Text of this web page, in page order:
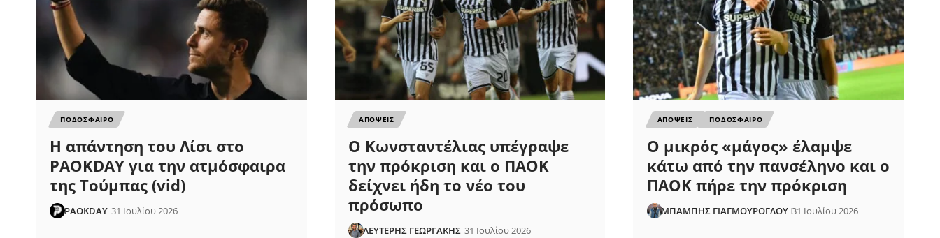
ΠΟΔΟΣΦΑΙΡΟ
Η απάντηση του Λίσι στο
PAOKDAY για την ατμόσφαιρα
της Τούμπας (vid)
PAOKDAY 31 Ιουλίου 2026
ΑΠΟΨΕΙΣ
Ο Κωνσταντέλιας υπέγραψε
την πρόκριση και ο ΠΑΟΚ
δείχνει ήδη το νέο του
πρόσωπο
ΛΕΥΤΕΡΗΣ ΓΕΩΡΓΑΚΗΣ 31 Ιουλίου 2026
ΑΠΟΨΕΙΣ ΠΟΔΟΣΦΑΙΡΟ
Ο μικρός «μάγος» έλαμψε
κάτω από την πανσέληνο και ο
ΠΑΟΚ πήρε την πρόκριση
ΜΠΑΜΠΗΣ ΓΙΑΓΜΟΥΡΟΓΛΟΥ 31 Ιουλίου 2026